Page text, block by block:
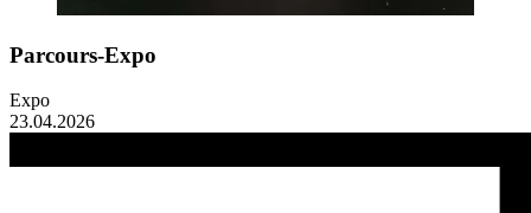
Parcours-Expo
Expo
23.04.2026